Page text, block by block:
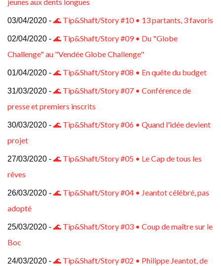
jeunes aux dents longues
03/04/2020 - 🌊 Tip&Shaft/Story #10 • 13 partants, 3 favoris
02/04/2020 - 🌊 Tip&Shaft/Story #09 • Du "Globe
Challenge" au "Vendée Globe Challenge"
01/04/2020 - 🌊 Tip&Shaft/Story #08 • En quête du budget
31/03/2020 - 🌊 Tip&Shaft/Story #07 • Conférence de
presse et premiers inscrits
30/03/2020 - 🌊 Tip&Shaft/Story #06 • Quand l'idée devient
projet
27/03/2020 - 🌊 Tip&Shaft/Story #05 • Le Cap de tous les
rêves
26/03/2020 - 🌊 Tip&Shaft/Story #04 • Jeantot célébré, pas
adopté
25/03/2020 - 🌊 Tip&Shaft/Story #03 • Coup de maître sur le
Boc
24/03/2020 - 🌊 Tip&Shaft/Story #02 • Philippe Jeantot, de